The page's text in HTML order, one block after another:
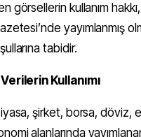
görsellerin kullanım
yayımlanmış
tabidir.
Kullanımı
şirket, borsa, döviz,
alanlarında